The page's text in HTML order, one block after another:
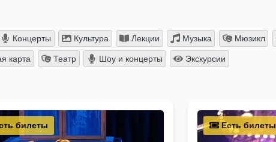
Концерты Культура Лекции Музыка Мюзикл
карта Театр Шоу и концерты Экскурсии
билеты Есть билеты